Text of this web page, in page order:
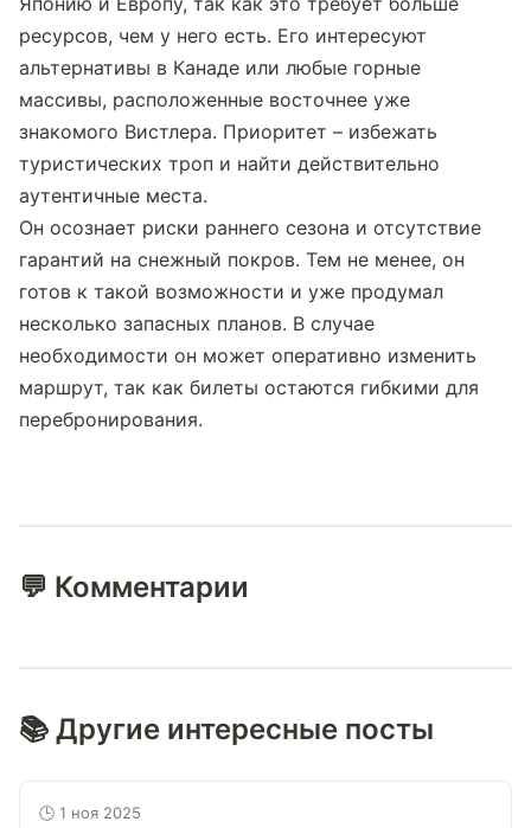
ресурсов, чем у него есть. Его интересуют
альтернативы в Канаде или любые горные
массивы, расположенные восточнее уже
знакомого Вистлера. Приоритет – избежать
туристических троп и найти действительно
аутентичные места.
Он осознает риски раннего сезона и отсутствие
гарантий на снежный покров. Тем не менее, он
готов к такой возможности и уже продумал
несколько запасных планов. В случае
необходимости он может оперативно изменить
маршрут, так как билеты остаются гибкими для
перебронирования.
💬 Комментарии
📚 Другие интересные посты
🕒 1 ноя 2025